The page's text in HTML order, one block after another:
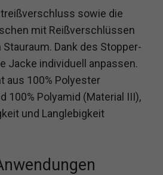
sowie die
mit Reißverschlüssen
Dank des Stopper-
Jacke individuell anpassen.
aus 100% Polyester
100% Polyamid (Material III),
und Langlebigkeit